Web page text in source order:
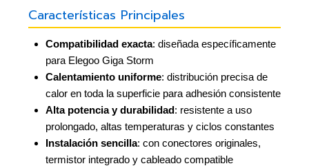
Características Principales
Compatibilidad exacta: diseñada específicamente
para Elegoo Giga Storm
Calentamiento uniforme: distribución precisa de
calor en toda la superficie para adhesión consistente
Alta potencia y durabilidad: resistente a uso
prolongado, altas temperaturas y ciclos constantes
Instalación sencilla: con conectores originales,
termistor integrado y cableado compatible